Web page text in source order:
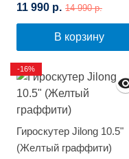
(Синий космос)
11 990 р. 14 990 р.
В корзину
Гироскутер Jilong 10.5"
(Желтый граффити)
-16%